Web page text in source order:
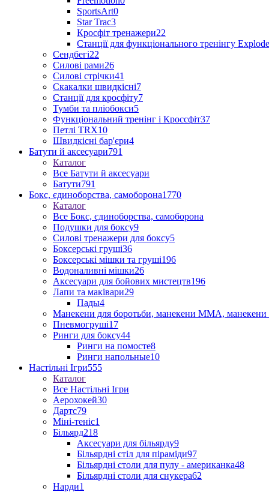
SportsArt0
Star Trac3
Кросфіт тренажери22
Станції для функціонального тренінгу Explode
Сендбегі22
Силові рами26
Силові стрічки41
Скакалки швидкісні7
Станції для кросфіту7
Тумби та пліобокси5
Функціональний тренінг і Кроссфіт37
Петлі TRX10
Швидкісні бар'єри4
Батути й аксесуари791
Каталог
Все Батути й аксесуари
Батути791
Бокс, єдиноборства, самоборона1770
Каталог
Все Бокс, єдиноборства, самоборона
Подушки для боксу9
Силові тренажери для боксу5
Боксерські груші36
Боксерські мішки та груші196
Водоналивні мішки26
Аксесуари для бойових мистецтв196
Лапи та маківари29
Пады4
Манекени для боротьби, манекени ММА, манекени
Пневмогруші17
Ринги для боксу44
Ринги на помосте8
Ринги напольные10
Настільні Ігри555
Каталог
Все Настільні Ігри
Аерохокей30
Дартс79
Міні-теніс1
Більярд218
Аксесуари для більярду9
Більярдні стіл для піраміди97
Більярдні столи для пулу - американка48
Більярдні столи для снукера62
Нарди1